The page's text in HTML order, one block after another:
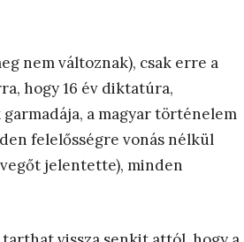
nem változnak), csak erre a
hogy 16 év diktatúra,
a magyar történelem
felelősségre vonás nélkül
jelentette), minden